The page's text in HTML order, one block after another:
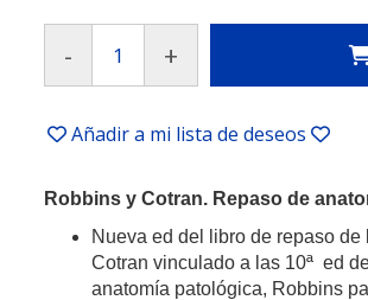
- +
Añadir a mi lista de deseos
Robbins y Cotran. Repaso de
Nueva ed del libro de repaso
Cotran vinculado a las 10ª ed
anatomía patológica, Robbins